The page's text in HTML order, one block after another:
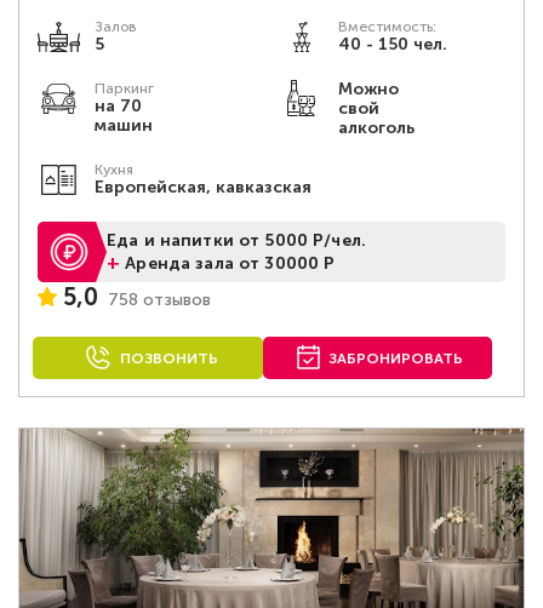
Залов
5
Вместимость:
40 - 150 чел.
Паркинг
на 70
машин
Можно
свой
алкоголь
Кухня
Европейская, кавказская
Еда и напитки от 5000 Р/чел.
+Аренда зала от 30000 Р
5,0 758 отзывов
ПОЗВОНИТЬ ЗАБРОНИРОВАТЬ